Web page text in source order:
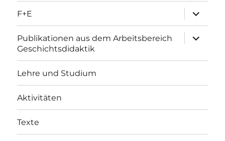
F+E
öffnen
Publikationen aus dem Arbeitsbereich
Geschichtsdidaktik
öffnen
Lehre und Studium
Aktivitäten
Texte